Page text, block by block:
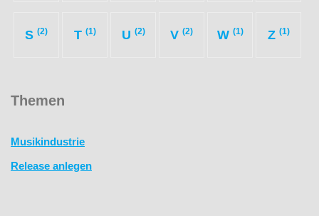
S (2) T (1) U (2) V (2) W (1) Z (1)
Themen
Musikindustrie
Release anlegen